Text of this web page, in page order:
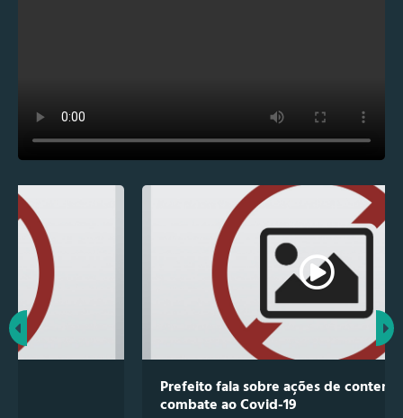
Prefeito fala sobre ações de contenção e
combate ao Covid-19